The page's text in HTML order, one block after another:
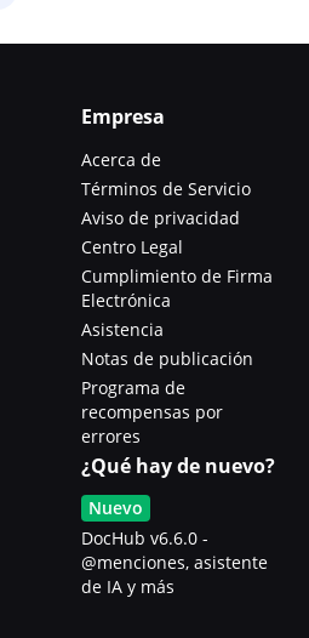
Empresa
Acerca de
Términos de Servicio
Aviso de privacidad
Centro Legal
Cumplimiento de Firma
Electrónica
Asistencia
Notas de publicación
Programa de
recompensas por
errores
¿Qué hay de nuevo?
Nuevo
DocHub v6.6.0 -
@menciones, asistente
de IA y más